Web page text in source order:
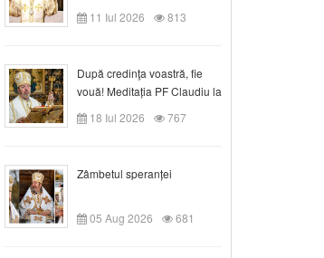
Claudiu la Duminica a VI-a
după Rusalii
11 Iul 2026 813
După credinţa voastră, fie
vouă! Meditația PF Claudiu la
duminica a VII-a după Rusalii
18 Iul 2026 767
Zâmbetul speranței
05 Aug 2026 681